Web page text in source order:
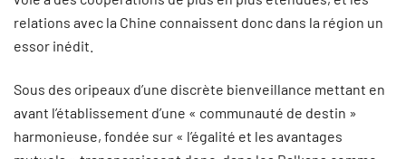
relations avec la Chine connaissent donc dans la région un
essor inédit.
Sous des oripeaux d’une discrète bienveillance mettant en
avant l’établissement d’une « communauté de destin »
harmonieuse, fondée sur « l’égalité et les avantages